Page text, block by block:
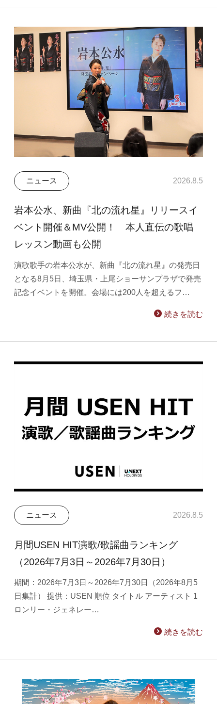
ニュース 2026.8.5
岩本公水、新曲『北の流れ星』リリースイ
ベント開催＆MV公開！ 本人直伝の歌唱
レッスン動画も公開
演歌歌手の岩本公水が、新曲『北の流れ星』の発売日
となる8月5日、埼玉県・上尾ショーサンプラザで発売
記念イベントを開催。会場には200人を超えるフ…
続きを読む
ニュース 2026.8.5
月間USEN HIT演歌/歌謡曲ランキング
（2026年7月3日～2026年7月30日）
期間：2026年7月3日～2026年7月30日（2026年8月5
日集計） 提供：USEN 順位 タイトル アーティスト 1
ロンリー・ジェネレー…
続きを読む